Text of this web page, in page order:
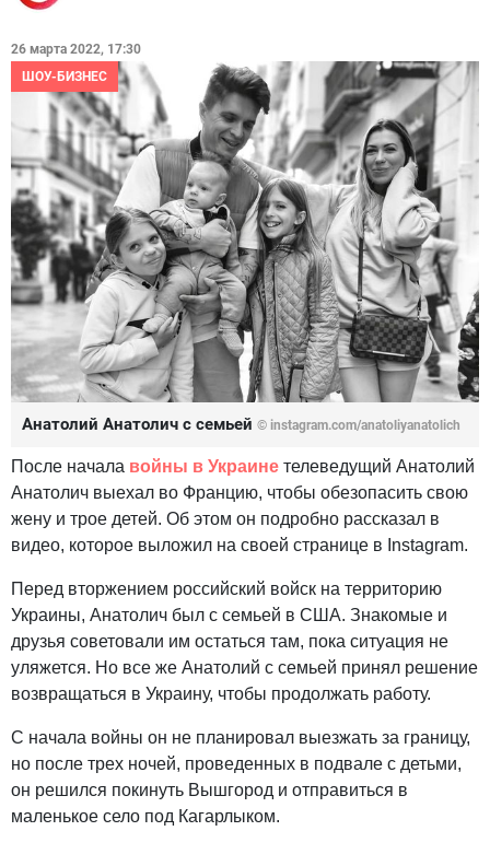
26 марта 2022, 17:30
ШОУ-БИЗНЕС
Анатолий Анатолич с семьей © instagram.com/anatoliyanatolich
После начала войны в Украине телеведущий Анатолий
Анатолич выехал во Францию, чтобы обезопасить свою
жену и трое детей. Об этом он подробно рассказал в
видео, которое выложил на своей странице в Instagram.
Перед вторжением российский войск на территорию
Украины, Анатолич был с семьей в США. Знакомые и
друзья советовали им остаться там, пока ситуация не
уляжется. Но все же Анатолий с семьей принял решение
возвращаться в Украину, чтобы продолжать работу.
С начала войны он не планировал выезжать за границу,
но после трех ночей, проведенных в подвале с детьми,
он решился покинуть Вышгород и отправиться в
маленькое село под Кагарлыком.